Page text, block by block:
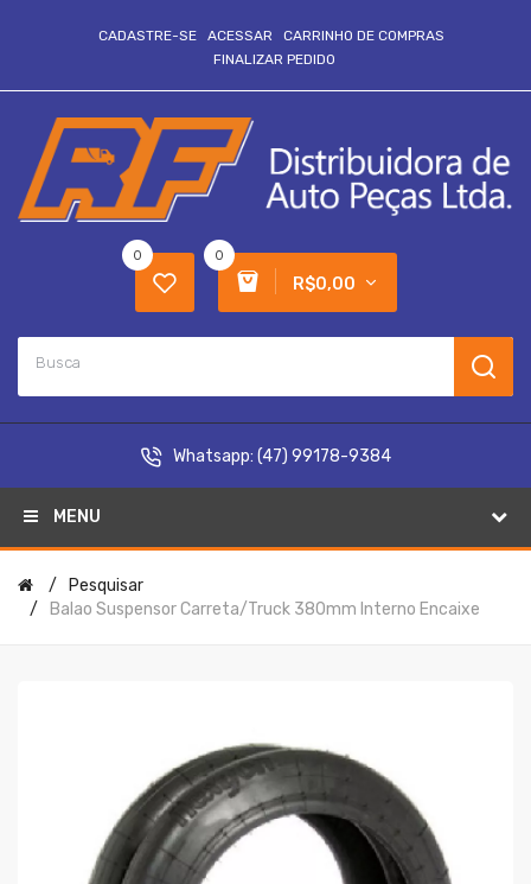
CADASTRE-SE ACESSAR
CARRINHO DE COMPRAS
FINALIZAR PEDIDO
0
R$0,00
0
Whatsapp: (47) 99178-9384
MENU
Pesquisar
Balao Suspensor Carreta/truck 380mm Interno Encaixe